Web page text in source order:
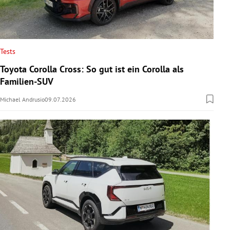
Tests
Toyota Corolla Cross: So gut ist ein Corolla als
Familien-SUV
Michael Andrusio09.07.2026